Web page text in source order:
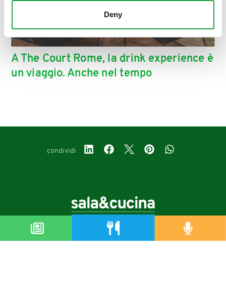
Deny
A The Court Rome, la drink experience è
un viaggio. Anche nel tempo
condividi
Copyright © 2019-2026
Autorizzazione del Tribunale di Bologna Nr.8143 del 21/12/2010